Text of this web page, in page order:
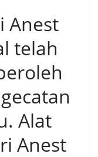
Anest
telah
Alat
Anest